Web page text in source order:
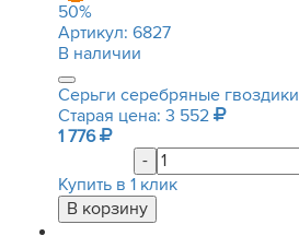
50%
Артикул: 6827
В наличии
Серьги серебряные гвоздики
Старая цена: 3 552
1 776
-
Купить в 1 клик